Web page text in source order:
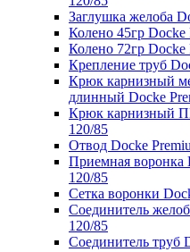
Заглушка желоба
Колено 45гр Docke
Колено 72гр Docke
Крепление труб
Крюк карнизный
длинный Docke
Крюк карнизный
120/85
Отвод Docke
Приемная воронка
120/85
Сетка воронки
Соединитель
120/85
Соединитель труб